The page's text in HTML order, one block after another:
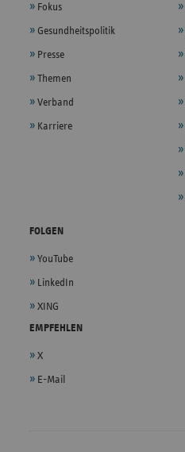
Fokus
Gesundheitspolitik
Presse
Themen
Verband
Karriere
FOLGEN
YouTube
LinkedIn
XING
EMPFEHLEN
X
E-Mail